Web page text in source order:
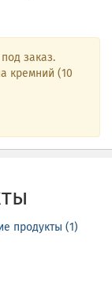
заказ.
кремний (10
продукты (1)